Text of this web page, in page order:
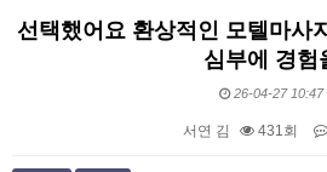
선택했어요 환상적인 모텔마사
심부에 경험
26-04-27 10:47
서연 김 431회